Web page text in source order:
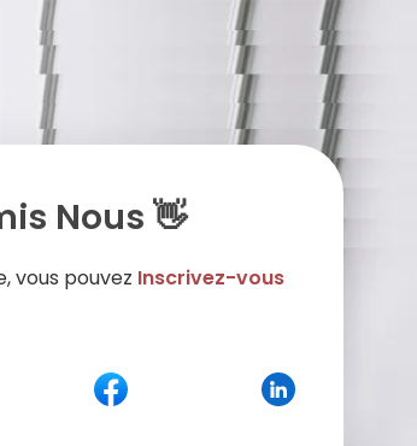
Nous 👋
vous pouvez Inscrivez-vous